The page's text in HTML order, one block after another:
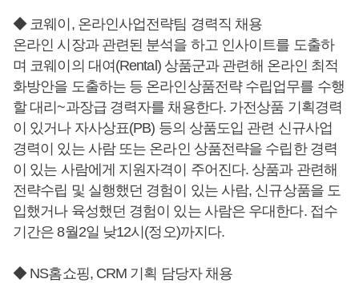
◆ 코웨이, 온라인사업전략팀 경력직 채용
온라인 시장과 관련된 분석을 하고 인사이트를 도출하
며 코웨이의 대여(Rental) 상품군과 관련해 온라인 최적
화방안을 도출하는 등 온라인상품전략 수립업무를 수행
할 대리~과장급 경력자를 채용한다. 가전상품 기획경력
이 있거나 자사상표(PB) 등의 상품도입 관련 신규사업
경력이 있는 사람 또는 온라인 상품전략을 수립한 경력
이 있는 사람에게 지원자격이 주어진다. 상품과 관련해
전략수립 및 실행했던 경험이 있는 사람, 신규상품을 도
입했거나 육성했던 경험이 있는 사람은 우대한다. 접수
기간은 8월2일 낮12시(정오)까지다.
◆ NS홈쇼핑, CRM 기획 담당자 채용